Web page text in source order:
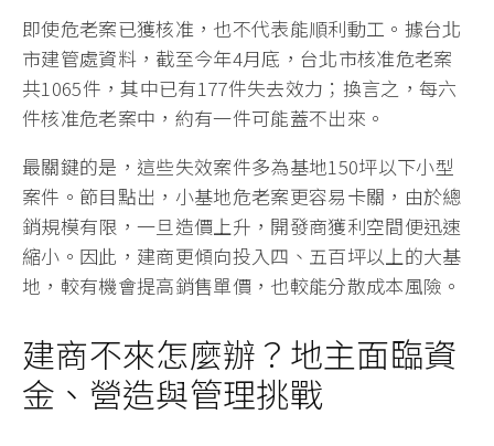
即使危老案已獲核准，也不代表能順利動工。據台北
市建管處資料，截至今年4月底，台北市核准危老案
共1065件，其中已有177件失去效力；換言之，每六
件核准危老案中，約有一件可能蓋不出來。
最關鍵的是，這些失效案件多為基地150坪以下小型
案件。節目點出，小基地危老案更容易卡關，由於總
銷規模有限，一旦造價上升，開發商獲利空間便迅速
縮小。因此，建商更傾向投入四、五百坪以上的大基
地，較有機會提高銷售單價，也較能分散成本風險。
建商不來怎麼辦？地主面臨資
金、營造與管理挑戰